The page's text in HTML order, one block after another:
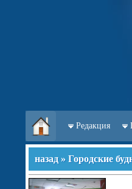
Редакция
назад » Городские